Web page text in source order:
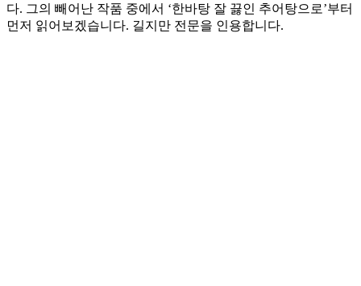
다. 그의 빼어난 작품 중에서 ‘한바탕 잘 끓인 추어탕으로’부터
먼저 읽어보겠습니다. 길지만 전문을 인용합니다.